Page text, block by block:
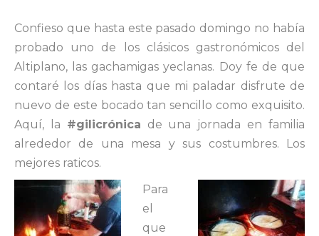
Confieso que hasta este pasado domingo no había
probado uno de los clásicos gastronómicos del
Altiplano, las gachamigas yeclanas. Doy fe de que
contaré los días hasta que mi paladar disfrute de
nuevo de este bocado tan sencillo como exquisito.
Aquí, la #gilicrónica de una jornada en familia
alrededor de una mesa y sus costumbres. Los
mejores raticos.
Para
el
que